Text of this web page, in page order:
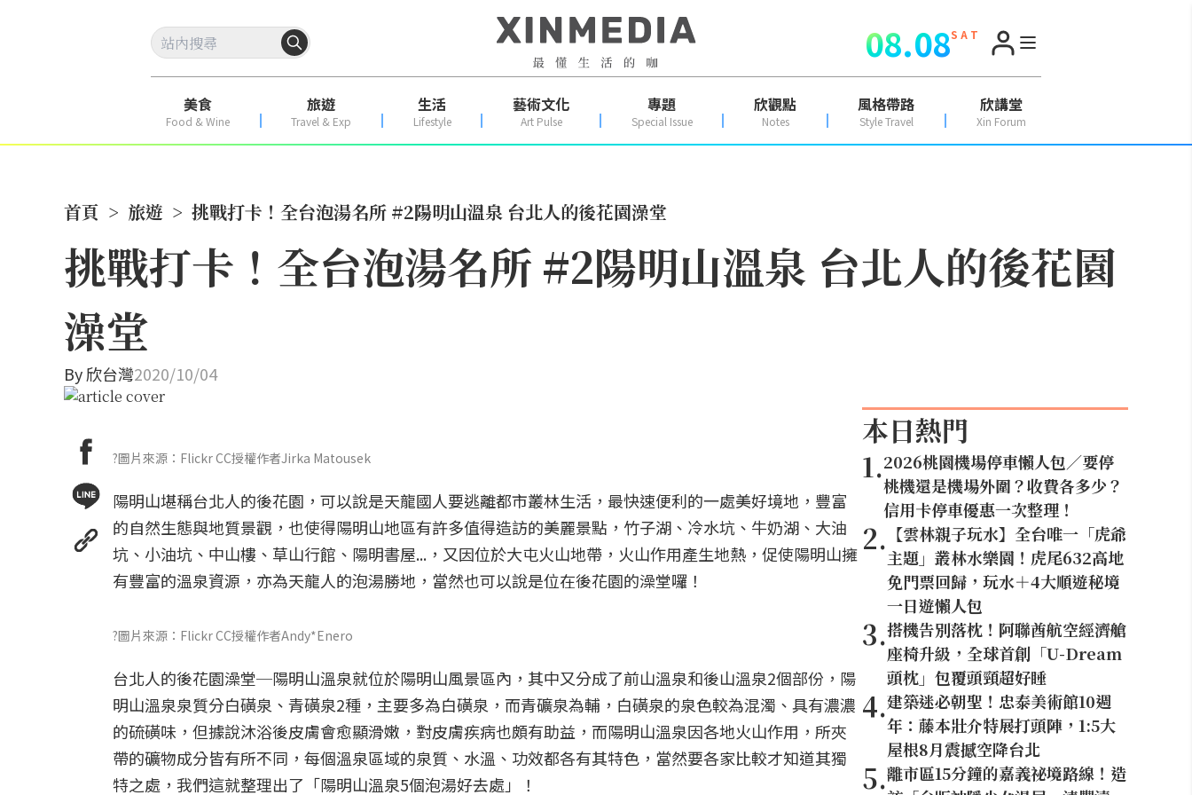
08.08S A T
美食
Food & Wine
旅遊
Travel & Exp
生活
Lifestyle
藝術文化
Art Pulse
專題
Special Issue
欣觀點
Notes
風格帶路
Style Travel
欣講堂
Xin Forum
首頁 > 旅遊 > 挑戰打卡！全台泡湯名所 #2陽明山溫泉 台北人的後花園澡堂
挑戰打卡！全台泡湯名所 #2陽明山溫泉 台北人的後花園
澡堂
By欣台灣2020/10/04
?圖片來源：Flickr CC授權作者Jirka Matousek
陽明山堪稱台北人的後花園，可以說是天龍國人要逃離都市叢林生活，最快速便利的一處美好境地，豐富
的自然生態與地質景觀，也使得陽明山地區有許多值得造訪的美麗景點，竹子湖、冷水坑、牛奶湖、大油
坑、小油坑、中山樓、草山行館、陽明書屋...，又因位於大屯火山地帶，火山作用產生地熱，促使陽明山擁
有豐富的溫泉資源，亦為天龍人的泡湯勝地，當然也可以說是位在後花園的澡堂囉！
?圖片來源：Flickr CC授權作者Andy*Enero
台北人的後花園澡堂─陽明山溫泉就位於陽明山風景區內，其中又分成了前山溫泉和後山溫泉2個部份，陽
明山溫泉泉質分白磺泉、青磺泉2種，主要多為白磺泉，而青礦泉為輔，白磺泉的泉色較為混濁、具有濃濃
的硫磺味，但據說沐浴後皮膚會愈顯滑嫩，對皮膚疾病也頗有助益，而陽明山溫泉因各地火山作用，所夾
帶的礦物成分皆有所不同，每個溫泉區域的泉質、水溫、功效都各有其特色，當然要各家比較才知道其獨
特之處，我們這就整理出了「陽明山溫泉5個泡湯好去處」！
本日熱門
1.2026桃園機場停車懶人包／要停
桃機還是機場外圍？收費各多少？
信用卡停車優惠一次整理！
2. 【雲林親子玩水】全台唯一「虎爺
主題」叢林水樂園！虎尾632高地
免門票回歸，玩水＋4大順遊秘境
一日遊懶人包
3.搭機告別落枕！阿聯酋航空經濟艙
座椅升級，全球首創「U-Dream
頭枕」包覆頭頸超好睡
4.建築迷必朝聖！忠泰美術館10週
年：藤本壯介特展打頭陣，1:5大
屋根8月震撼空降台北
5.離市區15分鐘的嘉義祕境路線！造